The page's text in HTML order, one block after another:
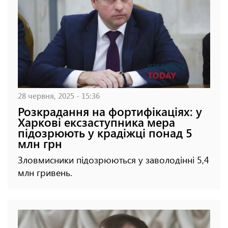
28 червня, 2025 - 15:36
Розкрадання на фортифікаціях: у
Харкові ексзаступника мера
підозрюють у крадіжці понад 5
млн грн
Зловмисники підозрюються у заволодінні 5,4
млн гривень.